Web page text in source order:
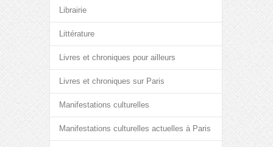
Librairie
Littérature
Livres et chroniques pour ailleurs
Livres et chroniques sur Paris
Manifestations culturelles
Manifestations culturelles actuelles à Paris